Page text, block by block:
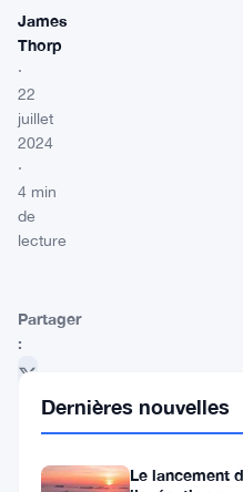
James
Thorp
·
22
juillet
2024
·
4 min
de
lecture
Partager
:
Dernières nouvelles
Le lancement